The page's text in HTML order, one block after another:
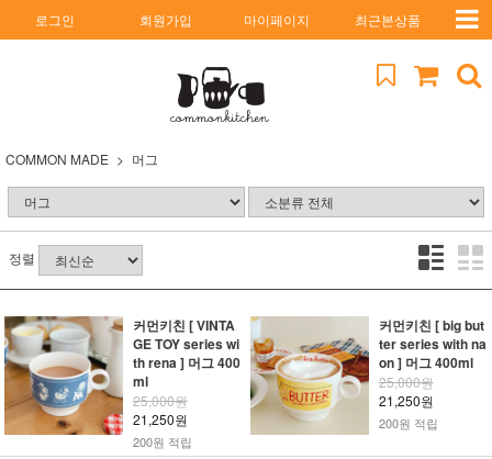
로그인 회원가입 마이페이지 최근본상품
COMMON MADE 머그
정렬
커먼키친 [ VINTA
GE TOY series wi
th rena ] 머그 400
ml
25,000원
21,250원
200원 적립
커먼키친 [ big but
ter series with na
on ] 머그 400ml
25,000원
21,250원
200원 적립